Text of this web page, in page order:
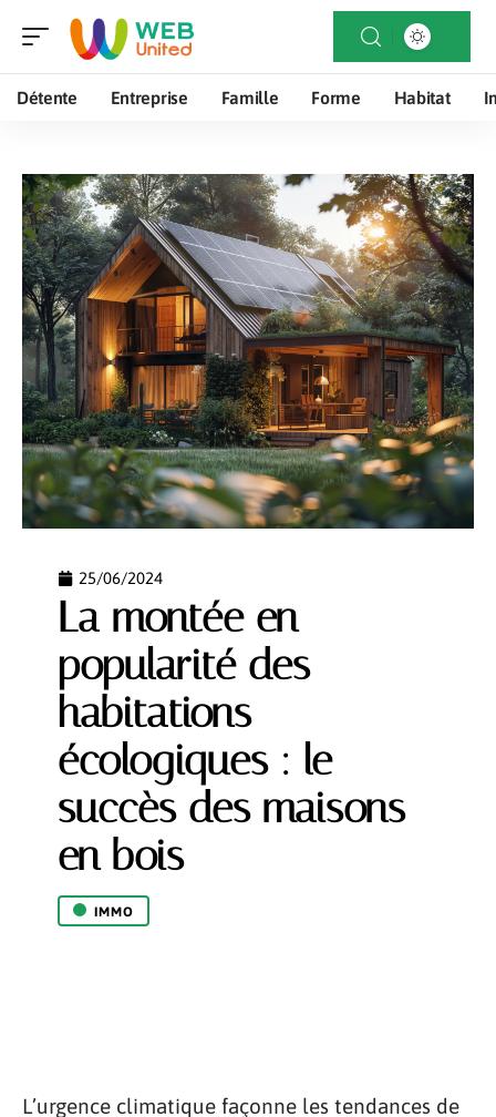
Détente Entreprise Famille Forme Habitat
25/06/2024
La montée en
popularité des
habitations
écologiques : le
succès des maisons
en bois
IMMO
L’urgence climatique façonne les tendances de